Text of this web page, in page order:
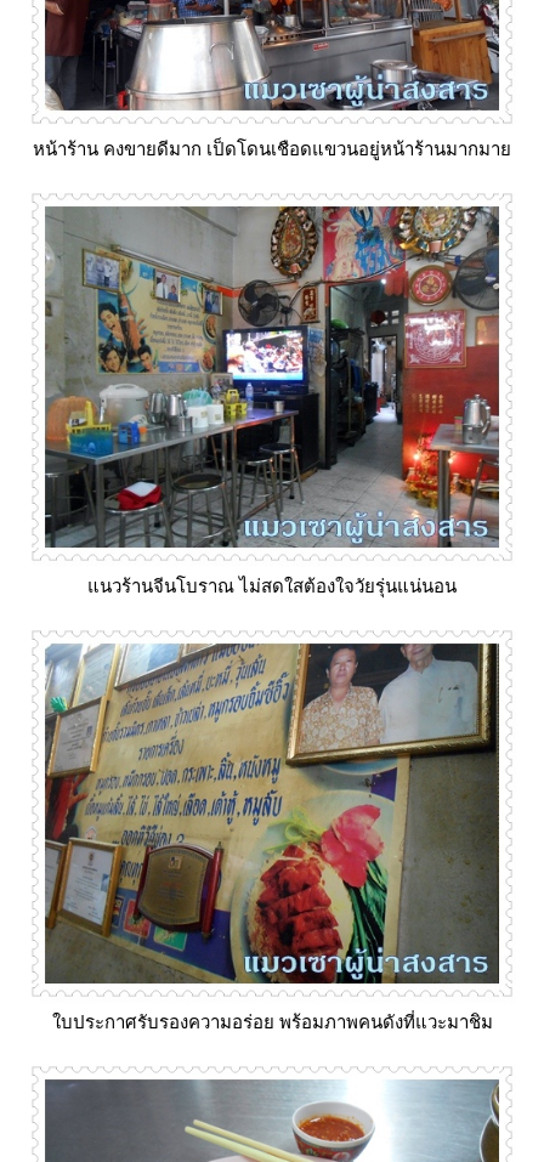
หน้าร้าน คงขายดีมาก เป็ดโดนเชือดแขวนอยู่หน้าร้านมากมา
นวร้านจีนโบราณ ไม่สดใสต้องใจวัยรุ่นแน่นอน
บประกาศรับรองความอร่อย พร้อมภาพคนดังที่แวะมาชิม